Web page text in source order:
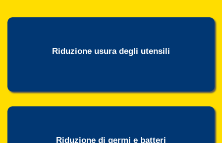
Riduzione usura degli utensili
Riduzione di germi e batteri